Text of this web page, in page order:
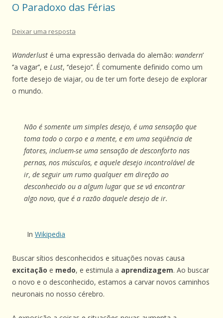
O Paradoxo das Férias
Deixar uma resposta
Wanderlust é uma expressão derivada do alemão: wandern’
‘’a vagar’’, e Lust, ‘’desejo’’. É comumente definido como um
forte desejo de viajar, ou de ter um forte desejo de explorar
o mundo.
Não é somente um simples desejo, é uma sensação que
toma todo o corpo e a mente, e em uma seqüência de
fatores, incluem-se uma sensação de desconforto nas
pernas, nos músculos, e aquele desejo incontrolável de
ir, de seguir um rumo qualquer em direção ao
desconhecido ou a algum lugar que se vá encontrar
algo novo, que é a razão daquele desejo de ir.
In Wikipedia
Buscar sítios desconhecidos e situações novas causa
excitação e medo, e estimula a aprendizagem. Ao buscar
o novo e o desconhecido, estamos a carvar novos caminhos
neuronais no nosso cérebro.